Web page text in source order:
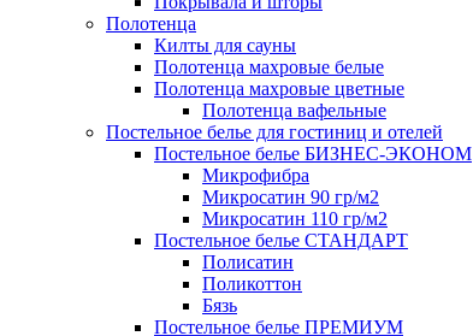
Полотенца
Килты для сауны
Полотенца махровые белые
Полотенца махровые цветные
Полотенца вафельные
Постельное белье для гостиниц и отелей
Постельное белье БИЗНЕС-ЭКОНОМ
Микрофибра
Микросатин 90 гр/м2
Микросатин 110 гр/м2
Постельное белье СТАНДАРТ
Полисатин
Поликоттон
Бязь
Постельное белье ПРЕМИУМ